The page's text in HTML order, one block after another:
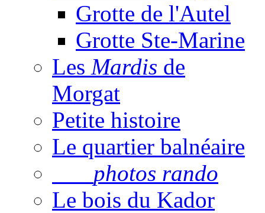
Grotte de l'Autel
Grotte Ste-Marine
Les Mardis de
Morgat
Petite histoire
Le quartier balnéaire
photos rando
Le bois du Kador